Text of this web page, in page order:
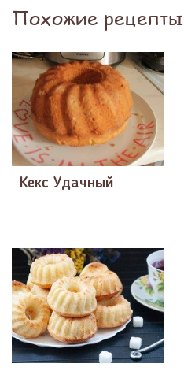
Похожие рецепты
Кекс Удачный